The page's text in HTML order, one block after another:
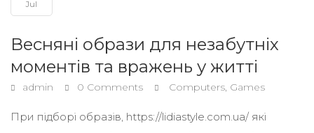
Jul
Весняні образи для незабутніх
моментів та вражень у житті
admin 0 Comments Computers, Games
При підборі образів, https://lidiastyle.com.ua/ які